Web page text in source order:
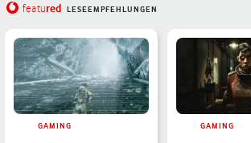
featured LESEEMPFEHLUNGEN
GAMING GAMING